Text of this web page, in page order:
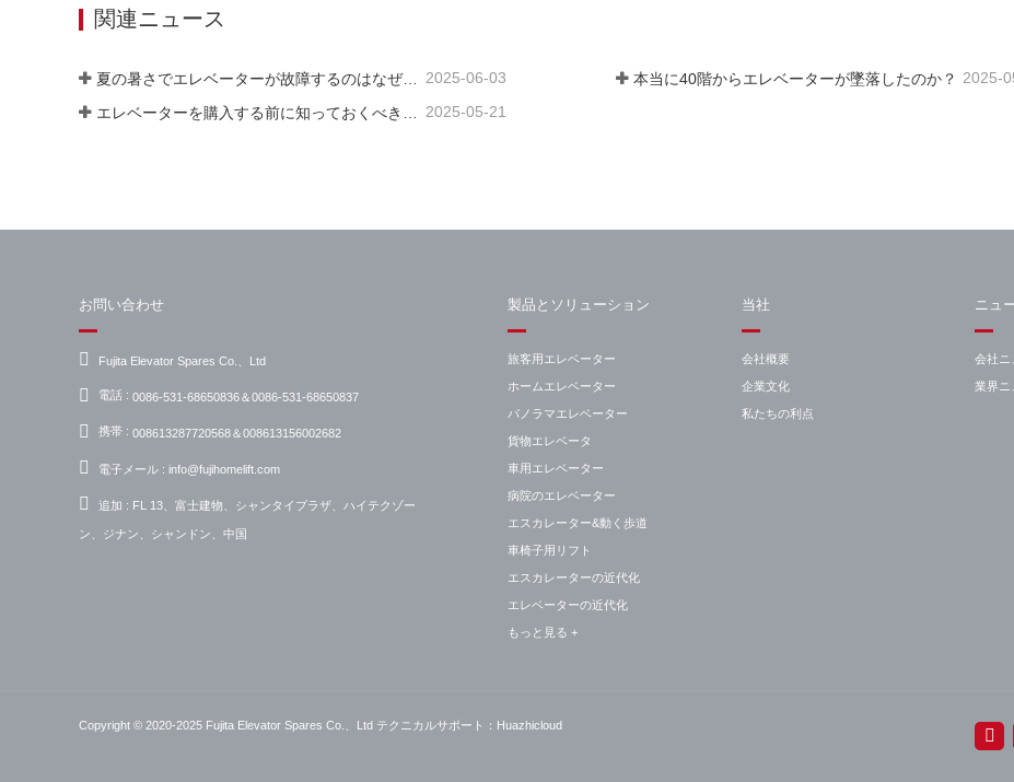
関連ニュース
夏の暑さでエレベーターが故障するのはなぜですか? 2025-06-03 本当に40階からエレベーターが墜落したのか？ 2025-
エレベーターを購入する前に知っておくべき3つのこと 2025-05-21
お問い合わせ
Fujita Elevator Spares Co.、Ltd
電話 : 0086-531-68650836＆0086-531-68650837
携帯 : 008613287720568＆008613156002682
電子メール : info@fujihomelift.com
追加 : FL 13、富士建物、シャンタイプラザ、ハイテクゾー
ン、ジナン、シャンドン、中国
製品とソリューション
旅客用エレベーター
ホームエレベーター
パノラマエレベーター
貨物エレベータ
車用エレベーター
病院のエレベーター
エスカレーター&動く歩道
車椅子用リフト
エスカレーターの近代化
エレベーターの近代化
もっと見る +
当社
会社概要
企業文化
私たちの利点
ニュ
会社ニ
業界ニ
Copyright © 2020-2025 Fujita Elevator Spares Co.、Ltd テクニカルサポート：Huazhicloud